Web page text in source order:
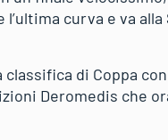
curva e va
di Coppa
Deromedis che